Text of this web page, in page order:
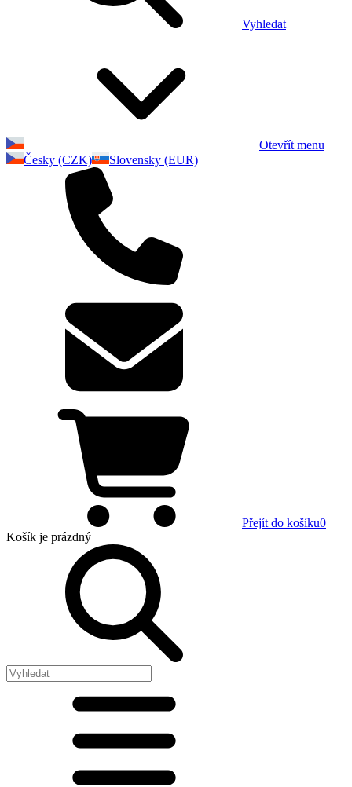
Vyhledat
Otevřít menu
Česky (CZK)
Slovensky (EUR)
Přejít do košíku0
Košík je prázdný